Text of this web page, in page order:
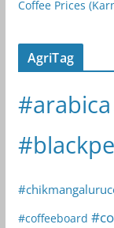
Coffee Prices
AgriTag
#arabica
#coffeeboard